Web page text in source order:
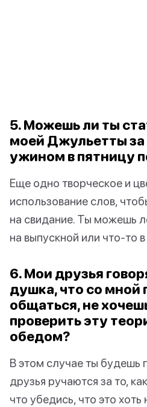
5. Можешь ли ты
моей Джульетты
ужином в пятницу
Еще одно творческое и
использование слов,
на свидание. Ты можешь
на выпускной или что-то
6. Мои друзья
душка, что со мной
общаться, не
проверить эту
обедом?
В этом случае ты будешь
друзья ручаются за то,
что убедись, что это